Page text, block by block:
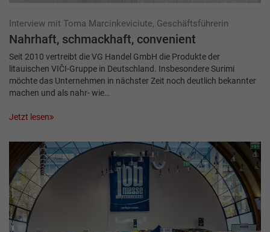
Interview mit Toma Marcinkeviciute, Geschäftsführerin
Nahrhaft, schmackhaft, convenient
Seit 2010 vertreibt die VG Handel GmbH die Produkte der
litauischen VIČI-Gruppe in Deutschland. Insbesondere Surimi
möchte das Unternehmen in nächster Zeit noch deutlich bekannter
machen und als nahr- wie…
Jetzt lesen